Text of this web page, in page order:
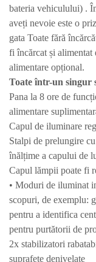
bateria vehiculului) .
aveți nevoie este o
gata Toate fără
fi încărcat și alimentat
alimentare opțional.
Toate într-un singur
Pana la 8 ore de
alimentare
Capul de iluminare
Stalpi de prelungire
înălțime a capului de
Capul lămpii poate fi
• Moduri de iluminat
scopuri, de exemplu:
pentru a identifica
pentru purtătorii de
2x stabilizatori
suprafete denivelate